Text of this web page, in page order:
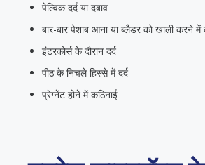
पेल्विक दर्द या दबाव
बार-बार पेशाब आना या ब्लैडर को खाली करने में
इंटरकोर्स के दौरान दर्द
पीठ के निचले हिस्से में दर्द
प्रेग्नेंट होने में कठिनाई